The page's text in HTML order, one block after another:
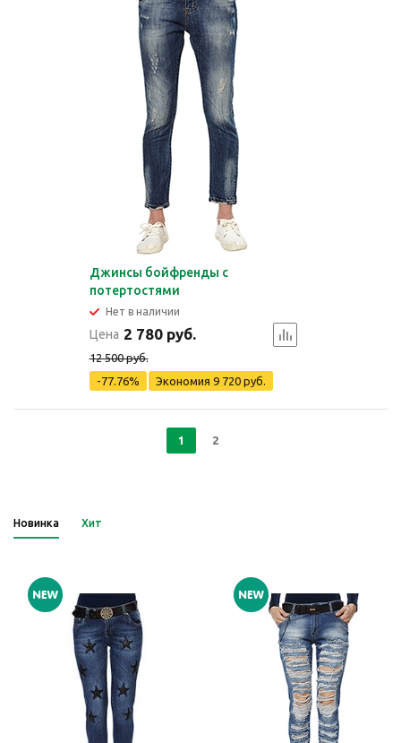
Джинсы бойфренды с
потертостями
Нет в наличии
Цена 2 780 руб.
12 500 руб.
-77.76%
Экономия 9 720 руб.
1 2
Новинка Хит